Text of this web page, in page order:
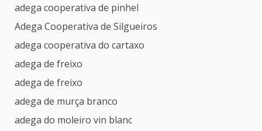
adega cooperativa de pinhel
Adega Cooperativa de Silgueiros
adega cooperativa do cartaxo
adega de freixo
adega de freixo
adega de murça branco
adega do moleiro vin blanc